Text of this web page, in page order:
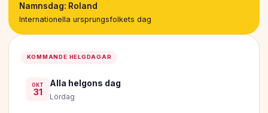
Namnsdag: Roland
Internationella ursprungsfolkets dag
KOMMANDE HELGDAGAR
OKT
31
Alla helgons dag
Lördag